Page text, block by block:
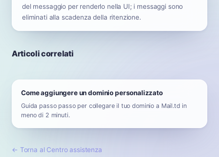
del messaggio per renderlo nella UI; i messaggi sono
eliminati alla scadenza della ritenzione.
Articoli correlati
Come aggiungere un dominio personalizzato
Guida passo passo per collegare il tuo dominio a Mail.td in
meno di 2 minuti.
← Torna al Centro assistenza